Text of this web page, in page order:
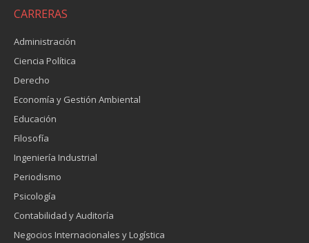
CARRERAS
Administración
Ciencia Política
Derecho
Economía y Gestión Ambiental
Educación
Filosofía
Ingeniería Industrial
Periodismo
Psicología
Contabilidad y Auditoría
Negocios Internacionales y Logística